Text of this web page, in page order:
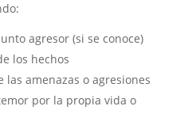
agresor (si se conoce)
los hechos
las amenazas o agresiones
por la propia vida o